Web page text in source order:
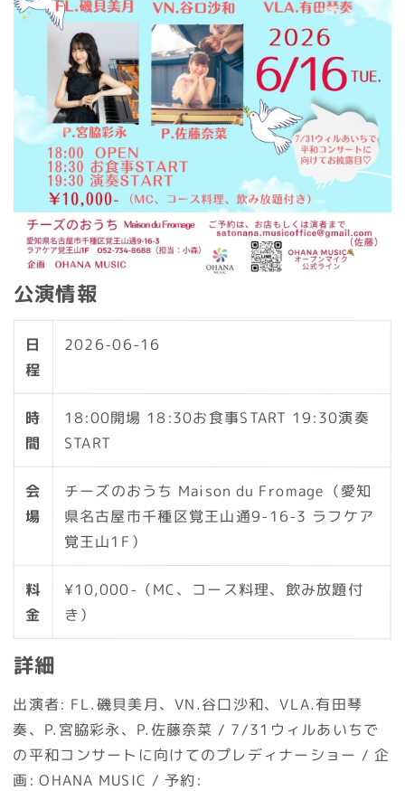
公演情報
日
程
2026-06-16
時
間
18:00開場 18:30お食事START 19:30演奏
START
会
場
チーズのおうち Maison du Fromage（愛知
県名古屋市千種区覚王山通9-16-3 ラフケア
覚王山1F）
料
金
¥10,000-（MC、コース料理、飲み放題付
き）
詳細
出演者: FL.磯貝美月、VN.谷口沙和、VLA.有田琴
奏、P.宮脇彩永、P.佐藤奈菜 / 7/31ウィルあいちで
の平和コンサートに向けてのプレディナーショー / 企
画: OHANA MUSIC / 予約: